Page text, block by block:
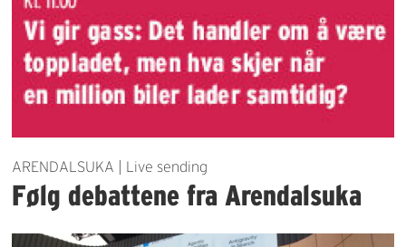
ARENDALSUKA | Live sending
Følg debattene fra Arendalsuka